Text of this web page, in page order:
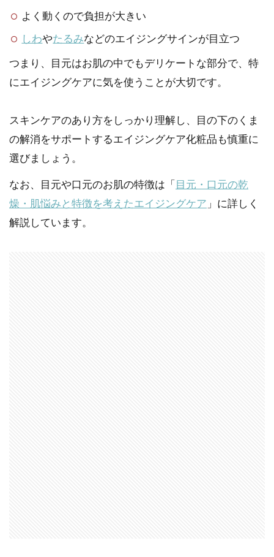
よく動くので負担が大きい
しわやたるみなどのエイジングサインが目立つ
つまり、目元はお肌の中でもデリケートな部分で、特
にエイジングケアに気を使うことが大切です。
スキンケアのあり方をしっかり理解し、目の下のくま
の解消をサポートするエイジングケア化粧品も慎重に
選びましょう。
なお、目元や口元のお肌の特徴は「 目元・口元の乾
燥・肌悩みと特徴を考えたエイジングケア 」に詳しく
解説しています。